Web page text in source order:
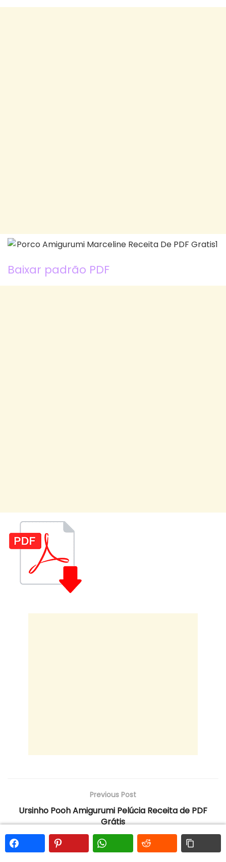
Baixar padrão PDF
Previous Post
Ursinho Pooh Amigurumi Pelúcia Receita de PDF
Grátis
Next Post